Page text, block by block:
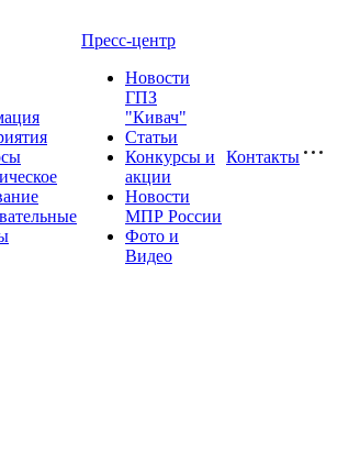
Пресс-центр
Новости
ГПЗ
"Кивач"
Статьи
Конкурсы и
акции
Новости
МПР России
Фото и
Видео
Контакты